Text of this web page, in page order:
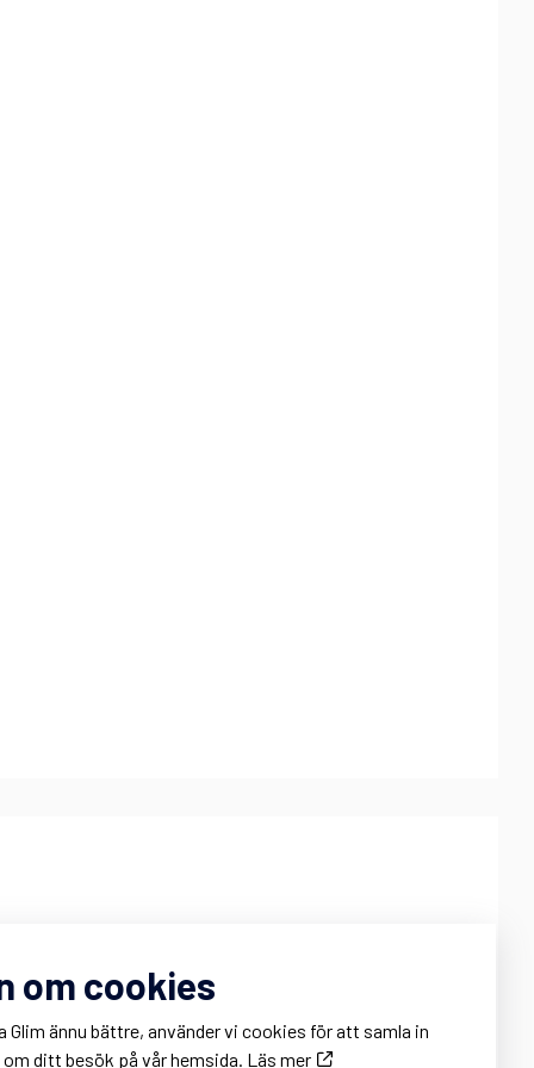
011 – 10 88 80
0707 – 95 02 84
om cookies
Glim ännu bättre, använder vi cookies för att samla in
ditt besök på vår hemsida. Läs mer